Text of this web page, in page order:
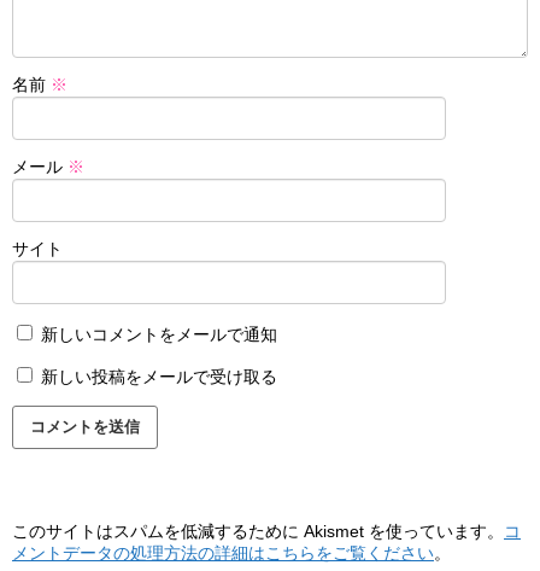
名前 ※
メール ※
サイト
新しいコメントをメールで通知
新しい投稿をメールで受け取る
このサイトはスパムを低減するために Akismet を使っています。
コ
メントデータの処理方法の詳細はこちらをご覧ください。